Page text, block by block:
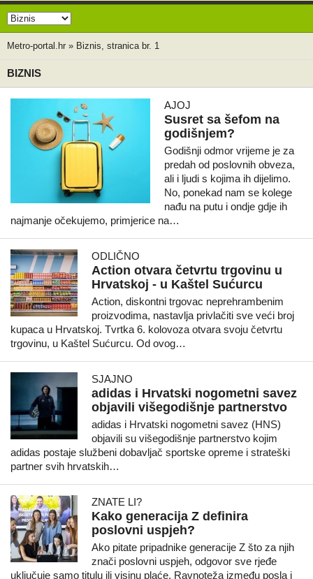
Metro-portal.hr » Biznis, stranica br. 1
BIZNIS
AJOJ
Susret sa šefom na
godišnjem?
Godišnji odmor vrijeme je za
predah od poslovnih obveza,
ali i ljudi s kojima ih dijelimo.
No, ponekad nam se kolege
nađu na putu i ondje gdje ih
najmanje očekujemo, primjerice na…
ODLIČNO
Action otvara četvrtu trgovinu u
Hrvatskoj - u Kaštel Sućurcu
Action, diskontni trgovac neprehrambenim
proizvodima, nastavlja privlačiti sve veći broj
kupaca u Hrvatskoj. Tvrtka 6. kolovoza otvara svoju četvrtu
trgovinu, u Kaštel Sućurcu. Od ovog…
SJAJNO
adidas i Hrvatski nogometni savez
objavili višegodišnje partnerstvo
adidas i Hrvatski nogometni savez (HNS)
objavili su višegodišnje partnerstvo kojim
adidas postaje službeni dobavljač sportske opreme i strateški
partner svih hrvatskih…
ZNATE LI?
Kako generacija Z definira
poslovni uspjeh?
Ako pitate pripadnike generacije Z što za njih
znači poslovni uspjeh, odgovor sve rjeđe
uključuje samo titulu ili visinu plaće. Ravnoteža između posla i